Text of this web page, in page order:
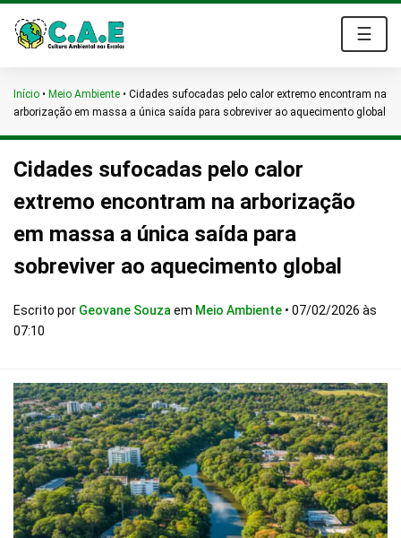
☰
Início • Meio Ambiente • Cidades sufocadas pelo calor extremo encontram na
arborização em massa a única saída para sobreviver ao aquecimento global
Cidades sufocadas pelo calor
extremo encontram na arborização
em massa a única saída para
sobreviver ao aquecimento global
Escrito por Geovane Souza em Meio Ambiente • 07/02/2026 às
07:10